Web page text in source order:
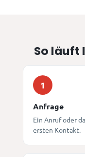
So läuft
1
Anfrage
Ein Anruf oder
ersten Kontakt.